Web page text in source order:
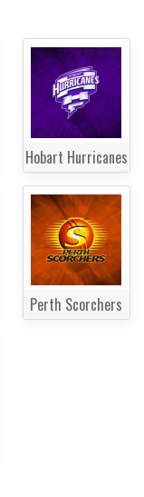
Hobart Hurricanes
Perth Scorchers